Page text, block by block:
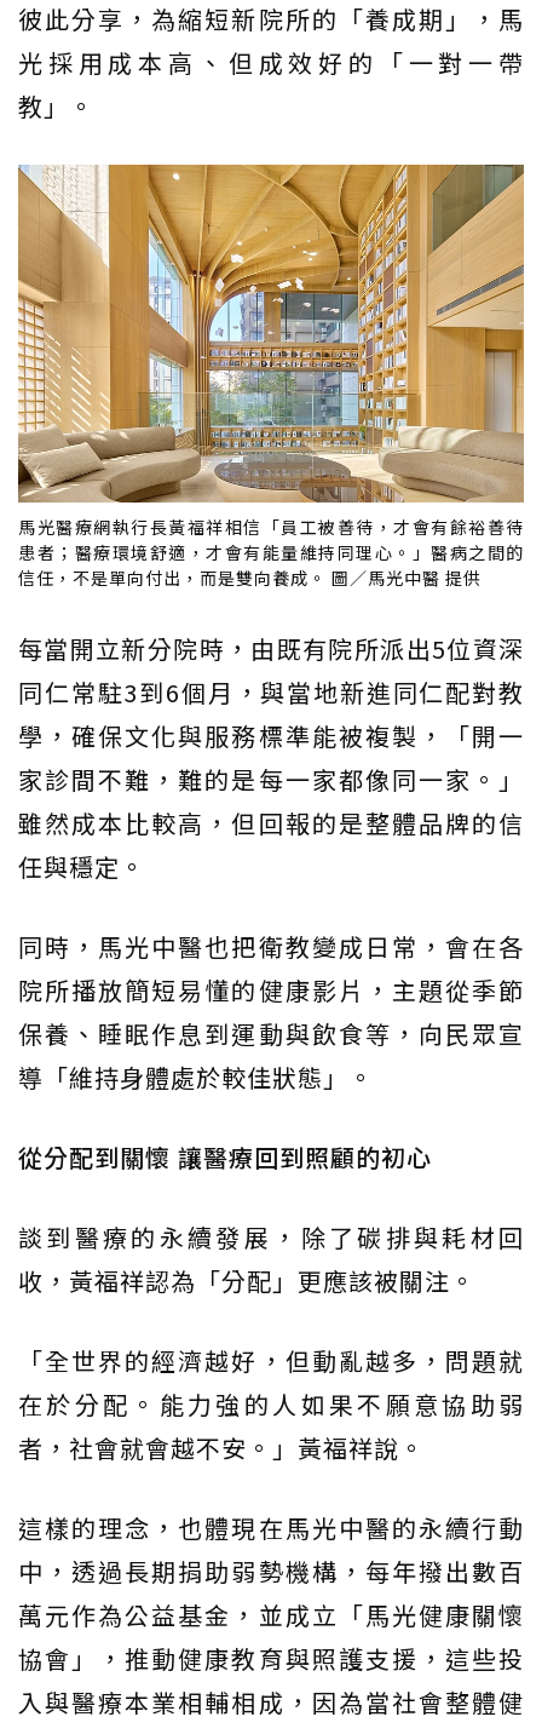
彼此分享，為縮短新院所的「養成期」，馬
光採用成本高、但成效好的「一對一帶
教」。
馬光醫療網執行長黃福祥相信「員工被善待，才會有餘裕善待
患者；醫療環境舒適，才會有能量維持同理心。」醫病之間的
信任，不是單向付出，而是雙向養成。 圖／馬光中醫 提供
每當開立新分院時，由既有院所派出5位資深
同仁常駐3到6個月，與當地新進同仁配對教
學，確保文化與服務標準能被複製，「開一
家診間不難，難的是每一家都像同一家。」
雖然成本比較高，但回報的是整體品牌的信
任與穩定。
同時，馬光中醫也把衛教變成日常，會在各
院所播放簡短易懂的健康影片，主題從季節
保養、睡眠作息到運動與飲食等，向民眾宣
導「維持身體處於較佳狀態」。
從分配到關懷 讓醫療回到照顧的初心
談到醫療的永續發展，除了碳排與耗材回
收，黃福祥認為「分配」更應該被關注。
「全世界的經濟越好，但動亂越多，問題就
在於分配。能力強的人如果不願意協助弱
者，社會就會越不安。」黃福祥說。
這樣的理念，也體現在馬光中醫的永續行動
中，透過長期捐助弱勢機構，每年撥出數百
萬元作為公益基金，並成立「馬光健康關懷
協會」，推動健康教育與照護支援，這些投
入與醫療本業相輔相成，因為當社會整體健